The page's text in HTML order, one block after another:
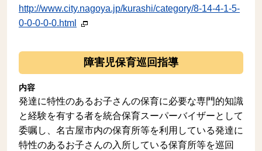
http://www.city.nagoya.jp/kurashi/category/8-14-4-1-5-
0-0-0-0-0.html
障害児保育巡回指導
内容
発達に特性のあるお子さんの保育に必要な専門的知識
と経験を有する者を統合保育スーパーバイザーとして
委嘱し、名古屋市内の保育所等を利用している発達に
特性のあるお子さんの入所している保育所等を巡回